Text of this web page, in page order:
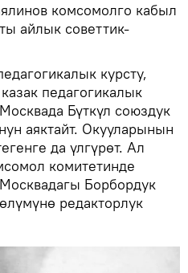
комсомолго кабыл
айлык советтик-
курсту,
педагогикалык
Бүткүл союздук
аяктайт. Окууларынын
да үлгүрөт. Ал
комитетинде
Борбордук
редакторлук